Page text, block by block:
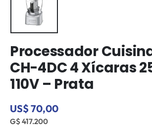
Processador
CH-4DC 4 Xícaras
110V – Prata
US$ 70,00
G$ 417.200